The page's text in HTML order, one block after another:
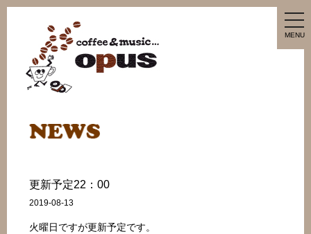
MENU
更新予定22：00
2019-08-13
火曜日ですが更新予定です。